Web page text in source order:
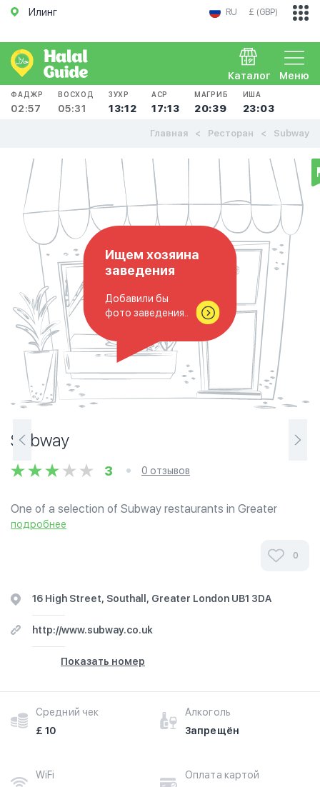
Илинг RU £ (GBP)
Меню
Каталог
ФАДЖР
02:57
ВОСХОД
05:31
ЗУХР
13:12
АСР
17:13
МАГРИБ
20:39
ИША
23:03
Главная Ресторан Subway
Ищем хозяина
заведения
Добавили бы
фото заведения..
Subway
3 0 отзывов
One of a selection of Subway restaurants in Greater
London offering Halal meats. Offers toasted and cold
подробнее
0
16 High Street, Southall, Greater London UB1 3DA
http://www.subway.co.uk
Показать номер
Средний чек
£ 10
Алкоголь
Запрещён
WiFi
Оплата картой